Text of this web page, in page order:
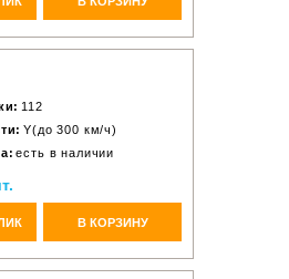
112
Y(до 300 км/ч)
есть в наличии
В КОРЗИНУ